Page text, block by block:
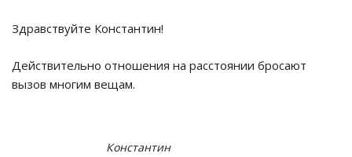
Здравствуйте Константин!
Действительно отношения на расстоянии бросают
вызов многим вещам.
Константин